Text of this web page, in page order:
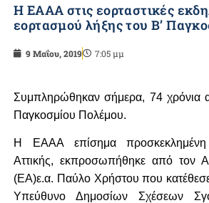
Η ΕΑΑΑ στις εορταστικές
εορτασμού λήξης του Β’
9 Μαΐου, 2019 7:05 μμ
Συμπληρώθηκαν σήμερα, 74 χρόνια
Παγκοσμίου Πολέμου.
Η ΕΑΑΑ επίσημα προσκεκλημένη
Αττικής, εκπροσωπήθηκε από τον
(ΕΑ)ε.α. Παύλο Χρήστου που κατέθεσε
Υπεύθυνο Δημοσίων Σχέσεων